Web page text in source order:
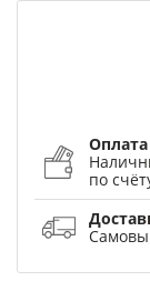
Оплата
по